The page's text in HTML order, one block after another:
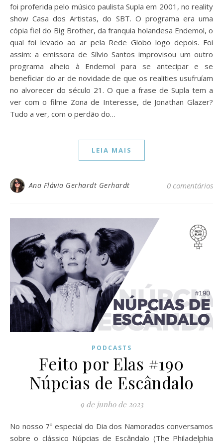
foi proferida pelo músico paulista Supla em 2001, no reality
show Casa dos Artistas, do SBT. O programa era uma
cópia fiel do Big Brother, da franquia holandesa Endemol, o
qual foi levado ao ar pela Rede Globo logo depois. Foi
assim: a emissora de Sílvio Santos improvisou um outro
programa alheio à Endemol para se antecipar e se
beneficiar do ar de novidade de que os realities usufruíam
no alvorecer do século 21. O que a frase de Supla tem a
ver com o filme Zona de Interesse, de Jonathan Glazer?
Tudo a ver, com o perdão do…
LEIA MAIS
Ana Flávia Gerhardt Gerhardt 0 comentários
PODCASTS
Feito por Elas #190
Núpcias de Escândalo
9 de junho de 2023
No nosso 7º especial do Dia dos Namorados conversamos
sobre o clássico Núpcias de Escândalo (The Philadelphia